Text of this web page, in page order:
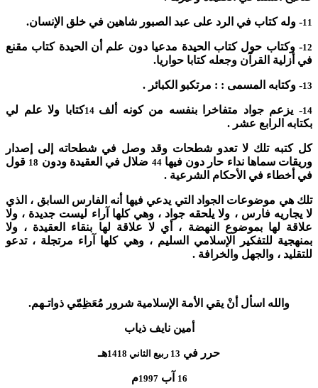
11- وله كتاب في الرد على عبد الصبور شاهين في خلق الإنسان.
12- وكتاب حول كتاب الحيدة مدعيا دون علم أن الحيدة كتاب مقنع
في أزلية القرآن وجعله كتابا حواريا.
13- وكتابه المسمى : : مرتكبو الكبائر .
14- يزعم جواد متفاخرا بنفسه من كونه ألف 14
كتابا ولا علم لي
بكتابه الرابع عشر .
كل كتبه تلك لا تعدو شطحات وقد وصل في شطحاته إلى إصدار
وريقات سماها نداء حار دون فيها44 ضلال في العقيدة ودون 18 قول
في أخطاء في الأحكام الشرعية .
تلك هي موضوعات الجواد التي يدعي فيها أنه الفارس السابق ، الذي
لا يجاريه فارس ، ولا يلحقه جواد ، وهي كلها آراء ليست جديدة ، ولا
علاقة لها بموضوع النهضة ، أي لا علاقة لها بنقاء العقيدة ، ولا
بمنهجية للتفكير الإسلامي السليم ، وهي كلها آراء مرتجلة ، تدعو
للتقليد ، والجهل والخرافة .
والله اسأل أنْ يقي الأمة الإسلامية شرور مُعَظِمّي ذواتـهم.
أمين نايف ذياب
حرر في 13 ربيع الثاني 1418 هـ
16 آب1997م